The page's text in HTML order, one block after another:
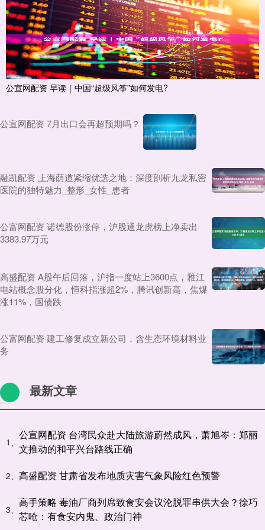
公宣网配资 早读｜中国“超级风筝”如何发电?
公宣网配资 7月出口会再超预期吗？
融凯配资 上海荫道紧缩优选之地：深度剖析九龙私密
医院的独特魅力_整形_女性_患者
公富网配资 诺德股份涨停，沪股通龙虎榜上净卖出
3383.97万元
高盛配资 A股午后回落，沪指一度站上3600点，雅江
电站概念股分化，恒科指涨超2%，腾讯创新高，焦煤
涨11%，国债跌
公富网配资 建工修复成立新公司，含生态环境材料业
务
最新文章
1、
公宣网配资 台湾民众赴大陆旅游蔚然成风，萧旭岑：郑丽
文推动的和平兴台路线正确
2、 高盛配资 甘肃省发布地质灾害气象风险红色预警
3、
高手策略 毒油厂商列席致食安会议沦脱罪串供大会？徐巧
芯呛：有食安内鬼、政治门神